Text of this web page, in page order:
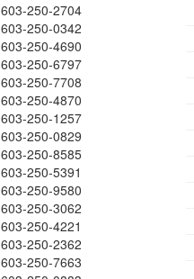
603-250-2704
603-250-0342
603-250-4690
603-250-6797
603-250-7708
603-250-4870
603-250-1257
603-250-0829
603-250-8585
603-250-5391
603-250-9580
603-250-3062
603-250-4221
603-250-2362
603-250-7663